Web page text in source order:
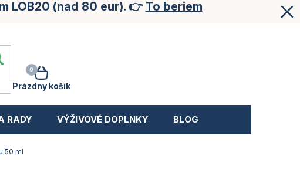
LOB20 (nad 80 eur). 👉 To beriem
NÁKUPNÝ
KOŠÍK
Prázdny košík
RADY VÝŽIVOVÉ DOPLNKY BLOG
50 ml